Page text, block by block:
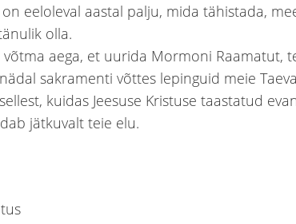
eeloleval aastal palju, mida tähistada,
olla.
aega, et uurida Mormoni Raamatut,
sakramenti võttes lepinguid meie
kuidas Jeesuse Kristuse taastatud
jätkuvalt teie elu.